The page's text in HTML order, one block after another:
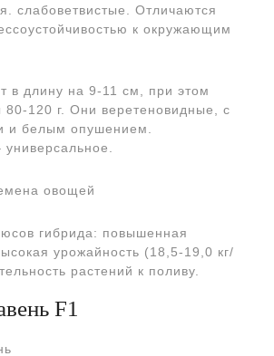
слабоветвистые. Отличаются
к окружающим
в длину на 9-11 см, при этом
80-120 г. Они веретеновидные, с
и белым опушением.
овощей
гибрида: повышенная
урожайность (18,5-19,0 кг/
растений к поливу.
F1